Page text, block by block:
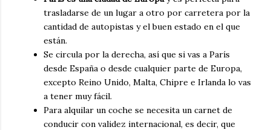
trasladarse de un lugar a otro por carretera por la
cantidad de autopistas y el buen estado en el que
están.
Se circula por la derecha, así que si vas a París
desde España o desde cualquier parte de Europa,
excepto Reino Unido, Malta, Chipre e Irlanda lo vas
a tener muy fácil.
Para alquilar un coche se necesita un carnet de
conducir con validez internacional, es decir, que